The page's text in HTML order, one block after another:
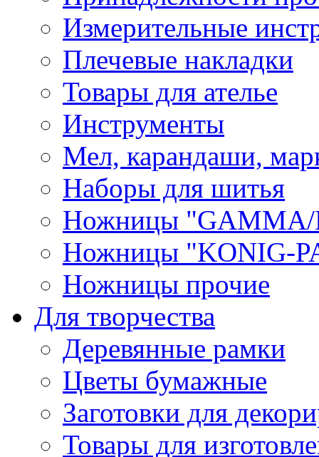
Измерительные
Плечевые накладки
Товары для ателье
Инструменты
Мел, карандаши,
Наборы для шитья
Ножницы "GAMMA/
Ножницы "KONIG-
Ножницы прочие
Для творчества
Деревянные рамки
Цветы бумажные
Заготовки для
Товары для